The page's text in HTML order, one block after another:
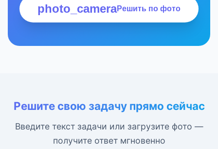
photo_cameraРешить по фото
Решите свою задачу прямо сейчас
Введите текст задачи или загрузите фото —
получите ответ мгновенно